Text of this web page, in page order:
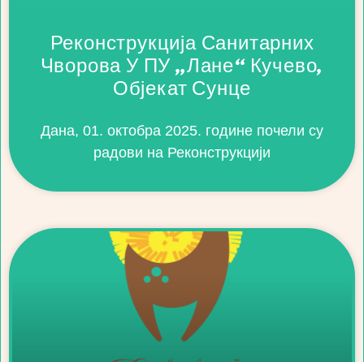
Реконструкција Санитарних
Чворова У ПУ „Лане“ Кучево,
Објекат Сунце
Дана, 01. октобра 2025. године почели су
радови на Реконструкцији